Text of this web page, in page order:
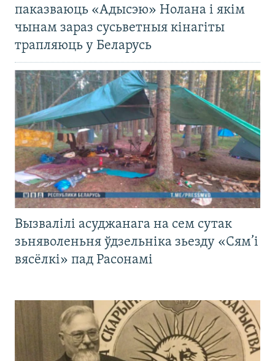
паказваюць «Адысэю» Нолана і якім
чынам зараз сусьветныя кінагіты
трапляюць у Беларусь
Вызвалілі асуджанага на сем сутак
зьняволеньня ўдзельніка зьезду «Сям’і
вясёлкі» пад Расонамі